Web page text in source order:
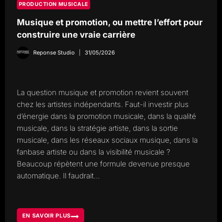
PRODUCTION MUSICALE
Musique et promotion, ou mettre l’effort pour
construire une vraie carrière
Reponse Studio 31/05/2026
La question musique et promotion revient souvent
chez les artistes indépendants. Faut-il investir plus
d’énergie dans la promotion musicale, dans la qualité
musicale, dans la stratégie artiste, dans la sortie
musicale, dans les réseaux sociaux musique, dans la
fanbase artiste ou dans la visibilité musicale ?
Beaucoup répètent une formule devenue presque
automatique. Il faudrait…
EN SAVOIR PLUS
MUSIQUE